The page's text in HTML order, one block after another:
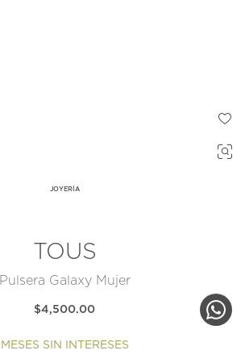
JOYERÍA
TOUS
Pulsera Galaxy Mujer
$4,500.00
MESES SIN INTERESES